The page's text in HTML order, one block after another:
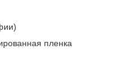
пленка